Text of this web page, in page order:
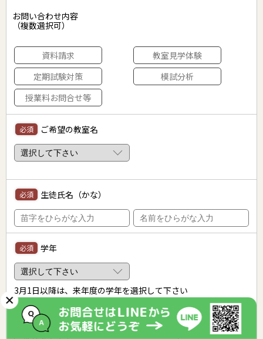
お問い合わせ内容
（複数選択可）
資料請求
教室見学体験
定期試験対策
模試分析
授業料お問合せ等
必須 ご希望の教室名
必須 生徒氏名（かな）
必須 学年
3月1日以降は、来年度の学年を選択して下さい
学校名